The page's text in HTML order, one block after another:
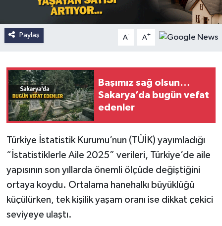
Paylaş A- A+
Başımız sağ olsun…
Sakarya’da bugün vefat
edenler
Türkiye İstatistik Kurumu’nun (TÜİK) yayımladığı
“İstatistiklerle Aile 2025” verileri, Türkiye’de aile
yapısının son yıllarda önemli ölçüde değiştiğini
ortaya koydu. Ortalama hanehalkı büyüklüğü
küçülürken, tek kişilik yaşam oranı ise dikkat çekici
seviyeye ulaştı.